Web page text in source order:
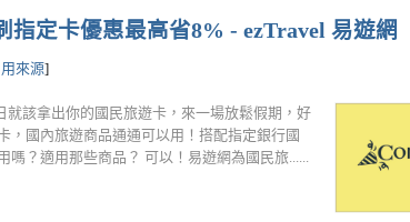
定卡優惠最高省8% - ezTravel 易遊網
來源]
該拿出你的國民旅遊卡，來一場放鬆假期，好
，國內旅遊商品通通可以用！搭配指定銀行國
？適用那些商品？ 可以！易遊網為國民旅......